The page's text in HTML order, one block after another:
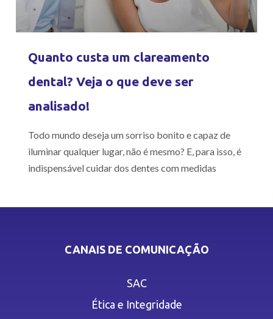
Quanto custa um clareamento
dental? Veja o que deve ser
analisado!
Todo mundo deseja um sorriso bonito e capaz de
iluminar qualquer lugar, não é mesmo? E, para isso, é
indispensável cuidar dos dentes com medidas
CANAIS DE COMUNICAÇÃO
SAC
Ética e Integridade